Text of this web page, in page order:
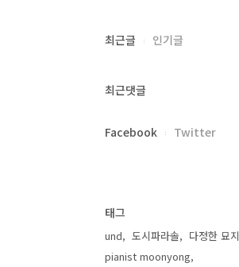
최근글 인기글
최근댓글
Facebook Twitter
태그
und 도시파라솔
다정한 묘지
pianist moonyong